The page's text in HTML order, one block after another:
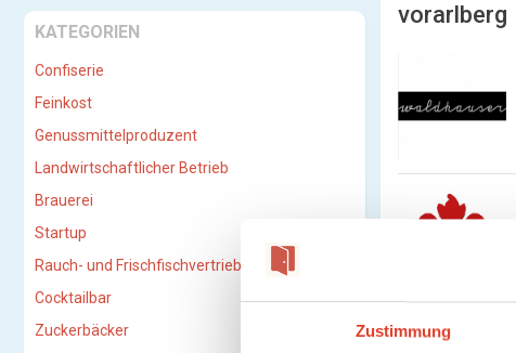
Zustimmung
KATEGORIEN
Confiserie
Feinkost
Genussmittelproduzent
Landwirtschaftlicher Betrieb
Brauerei
Startup
Rauch- und Frischfischvertriebs-GmbH
Cocktailbar
Zuckerbäcker
vorarlberg